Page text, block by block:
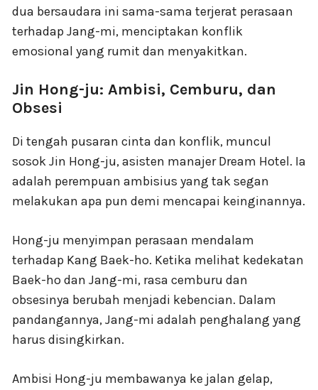
dua bersaudara ini sama-sama terjerat perasaan
terhadap Jang-mi, menciptakan konflik
emosional yang rumit dan menyakitkan.
Jin Hong-ju: Ambisi, Cemburu, dan
Obsesi
Di tengah pusaran cinta dan konflik, muncul
sosok Jin Hong-ju, asisten manajer Dream Hotel. Ia
adalah perempuan ambisius yang tak segan
melakukan apa pun demi mencapai keinginannya.
Hong-ju menyimpan perasaan mendalam
terhadap Kang Baek-ho. Ketika melihat kedekatan
Baek-ho dan Jang-mi, rasa cemburu dan
obsesinya berubah menjadi kebencian. Dalam
pandangannya, Jang-mi adalah penghalang yang
harus disingkirkan.
Ambisi Hong-ju membawanya ke jalan gelap,